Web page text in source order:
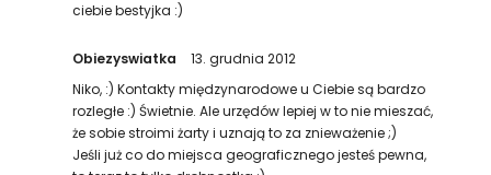
ciebie bestyjka :)
Obiezyswiatka
13. grudnia 2012
Niko, :) Kontakty międzynarodowe u Ciebie są bardzo
rozległe :) Świetnie. Ale urzędów lepiej w to nie mieszać,
że sobie stroimi żarty i uznają to za znieważenie ;)
Jeśli już co do miejsca geograficznego jesteś pewna,